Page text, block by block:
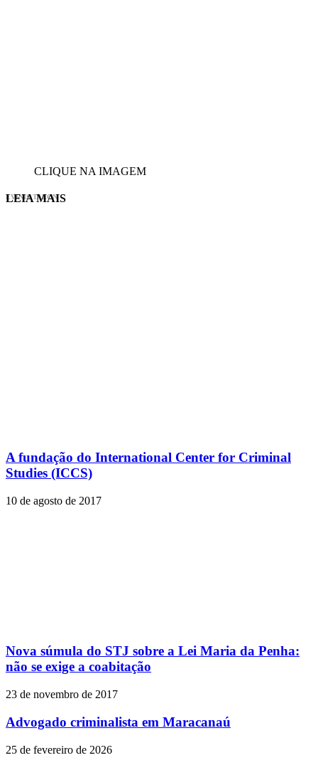
CLIQUE NA IMAGEM
EVINIS TALON
LEIA MAIS
A fundação do International Center for Criminal
Studies (ICCS)
10 de agosto de 2017
Nova súmula do STJ sobre a Lei Maria da Penha:
não se exige a coabitação
23 de novembro de 2017
Advogado criminalista em Maracanaú
25 de fevereiro de 2026